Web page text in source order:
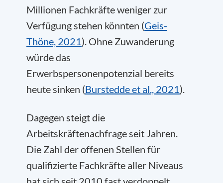
Millionen Fachkräfte weniger zur
Verfügung stehen könnten (Geis-
Thöne, 2021). Ohne Zuwanderung
würde das
Erwerbspersonenpotenzial bereits
heute sinken (Burstedde et al., 2021).
Dagegen steigt die
Arbeitskräftenachfrage seit Jahren.
Die Zahl der offenen Stellen für
qualifizierte Fachkräfte aller Niveaus